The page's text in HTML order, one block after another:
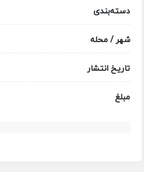
دسته‌بندی
شهر / محله
تاریخ انتشار
مبلغ